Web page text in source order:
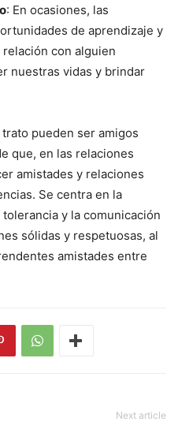
: En ocasiones, las
de aprendizaje y
con alguien
nuestras vidas y brindar
pueden ser amigos
que, en las relaciones
amistades y relaciones
Se centra en la
y la comunicación
sólidas y respetuosas, al
amistades entre
Next article